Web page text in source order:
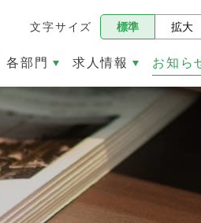
文字サイズ 標準 拡大
各部門 求人情報 お知ら